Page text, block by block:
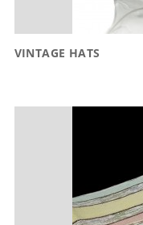
VINTAGE HATS